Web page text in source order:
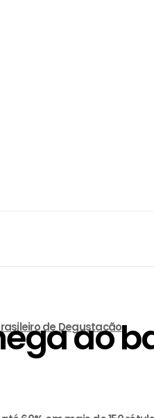
de Degustação
ao